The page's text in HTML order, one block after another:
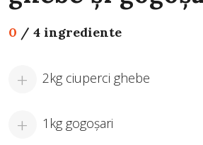
0 / 4 ingrediente
2kg ciuperci ghebe
1kg gogoșari